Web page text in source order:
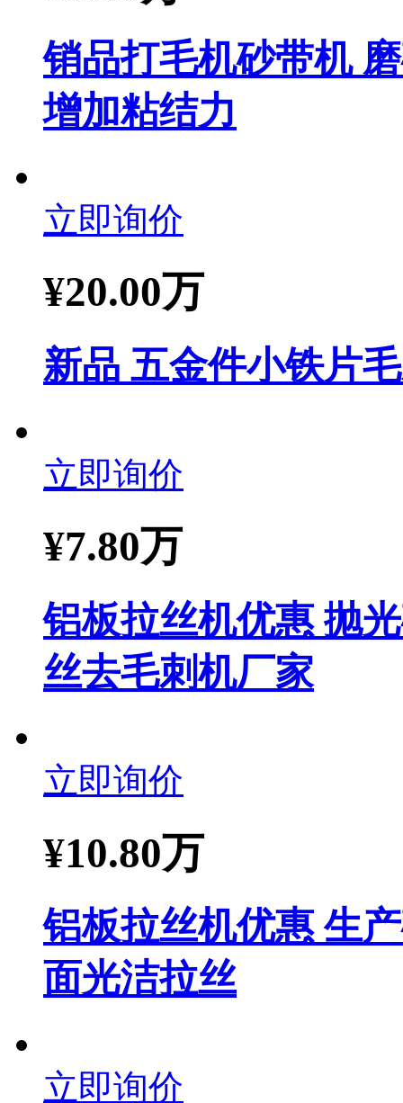
销品打毛机砂带机
增加粘结力
立即询价
¥20.00万
新品 五金件小铁片
立即询价
¥7.80万
铝板拉丝机优惠 抛
丝去毛刺机厂家
立即询价
¥10.80万
铝板拉丝机优惠 生
面光洁拉丝
立即询价